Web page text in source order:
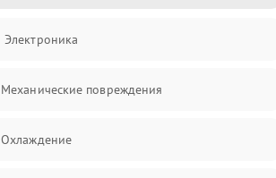
Электроника
Механические повреждения
Охлаждение